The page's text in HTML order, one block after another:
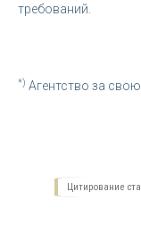
требований.
*) Агентство за
Цитирование